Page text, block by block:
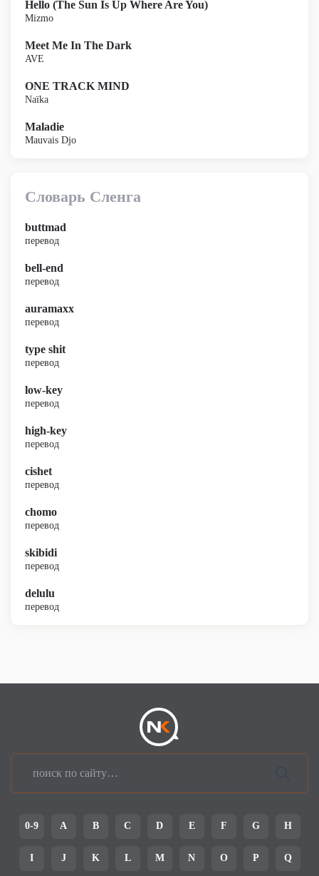
Hello (The Sun Is Up Where Are You)
Mizmo
Meet Me In The Dark
AVE
ONE TRACK MIND
Naïka
Maladie
Mauvais Djo
Словарь Сленга
buttmad
перевод
bell-end
перевод
auramaxx
перевод
type shit
перевод
low-key
перевод
high-key
перевод
cishet
перевод
chomo
перевод
skibidi
перевод
delulu
перевод
0-9 A B C D E F G H
I J K L M N O P Q